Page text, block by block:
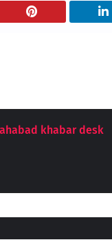
khabar desk